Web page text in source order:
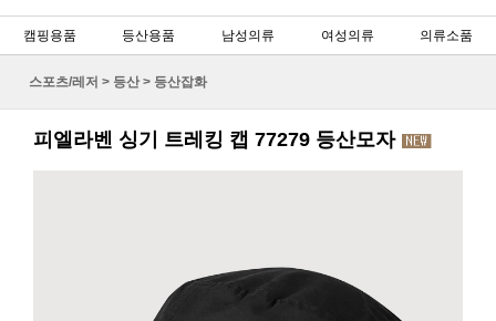
캠핑용품 등산용품 남성의류 여성의류 의류소품
스포츠/레저 > 등산 > 등산잡화
피엘라벤 싱기 트레킹 캡 77279 등산모자